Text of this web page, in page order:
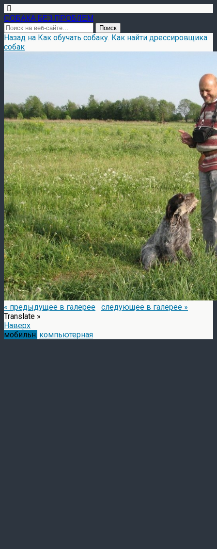
СОБАКА БЕЗ ПРОБЛЕМ
Назад на Как обучать собаку. Как найти дрессировщика
собак
« предыдущее в галерее
следующее в галерее »
Translate »
Наверх
мобильн. компьютерная